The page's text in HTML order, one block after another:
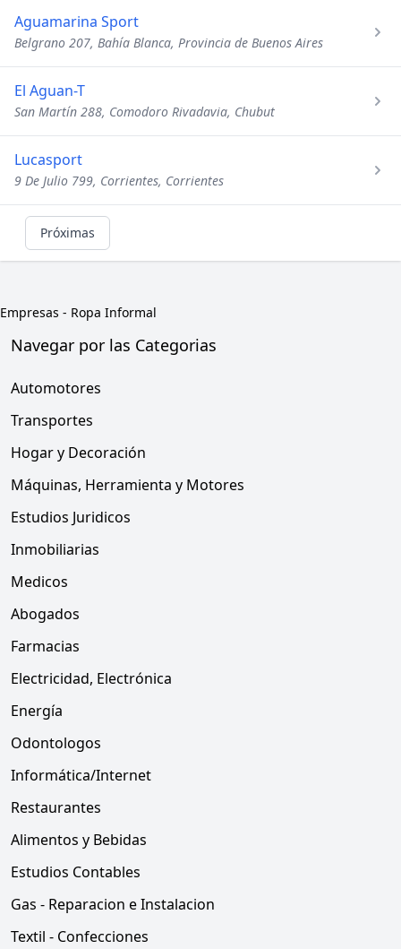
Aguamarina Sport
Belgrano 207, Bahía Blanca, Provincia de Buenos Aires
El Aguan-T
San Martín 288, Comodoro Rivadavia, Chubut
Lucasport
9 De Julio 799, Corrientes, Corrientes
Próximas
Empresas - Ropa Informal
Navegar por las Categorias
Automotores
Transportes
Hogar y Decoración
Máquinas, Herramienta y Motores
Estudios Juridicos
Inmobiliarias
Medicos
Abogados
Farmacias
Electricidad, Electrónica
Energía
Odontologos
Informática/Internet
Restaurantes
Alimentos y Bebidas
Estudios Contables
Gas - Reparacion e Instalacion
Textil - Confecciones